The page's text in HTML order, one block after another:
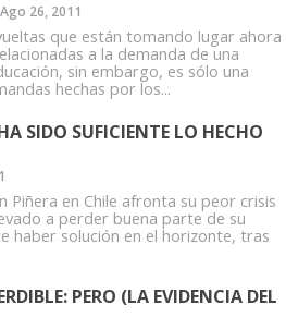
Ago 26, 2011
que están tomando lugar ahora
a la demanda de una
sin embargo, es sólo una
hechas por los...
SIDO SUFICIENTE LO HECHO
Piñera en Chile afronta su peor crisis
a perder buena parte de su
haber solución en el horizonte, tras
PERO (LA EVIDENCIA DEL